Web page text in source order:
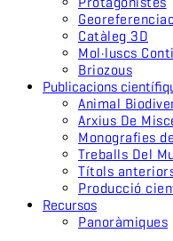
Catàleg 3D
Mol·luscs
Briozous
Publicacions
Animal
Arxius De
Monografies
Treballs Del
Títols
Producció
Recursos
Panoràmiques